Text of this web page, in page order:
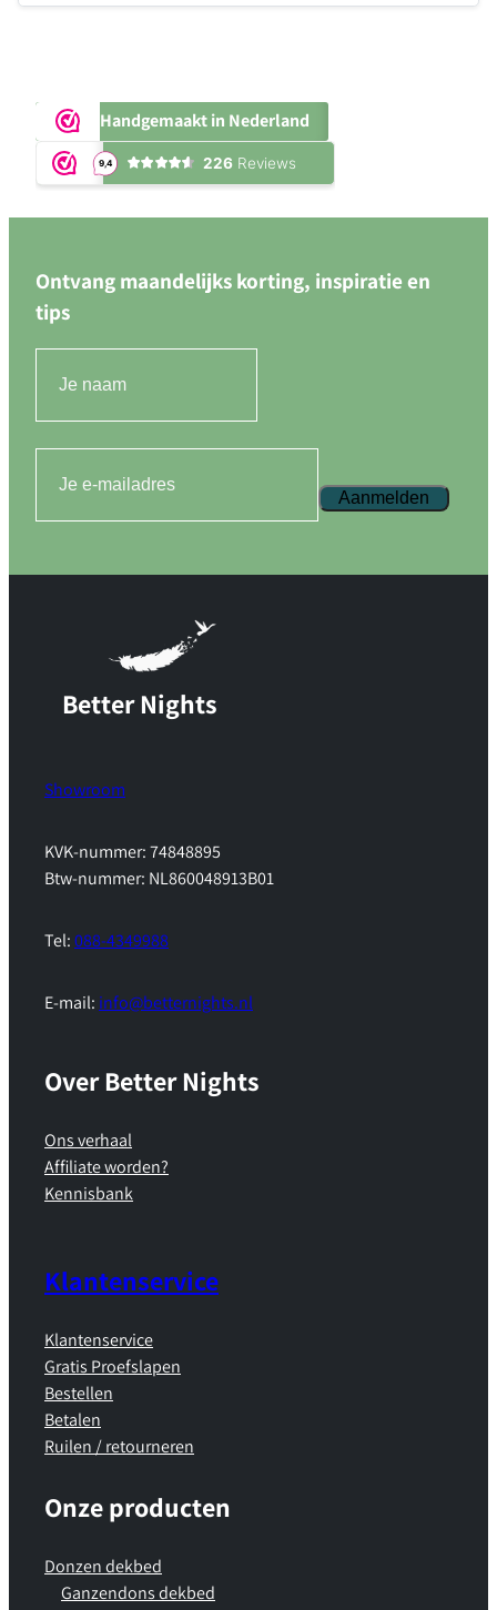
Handgemaakt in Nederland
Ontvang maandelijks korting, inspiratie en
tips
Aanmelden
Better Nights
Showroom
KVK-nummer: 74848895
Btw-nummer: NL860048913B01
Tel:088-4349988
E-mail: info@betternights.nl
Over Better Nights
Ons verhaal
Affiliate worden?
Kennisbank
Klantenservice
Klantenservice
Gratis Proefslapen
Bestellen
Betalen
Ruilen / retourneren
Onze producten
Donzen dekbed
Ganzendons dekbed